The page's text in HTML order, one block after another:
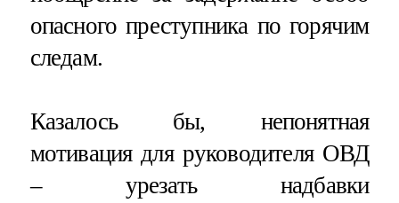
опасного преступника по горячим
следам.
Казалось бы, непонятная
мотивация для руководителя ОВД
– урезать надбавки